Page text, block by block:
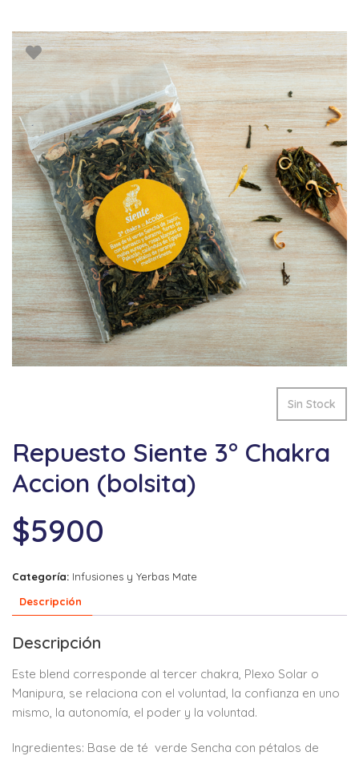
Sin Stock
Repuesto Siente 3° Chakra
Accion (bolsita)
$5900
Categoría: Infusiones y Yerbas Mate
Descripción
Descripción
Este blend corresponde al tercer chakra, Plexo Solar o
Manipura, se relaciona con el voluntad, la confianza en uno
mismo, la autonomía, el poder y la voluntad.
Ingredientes: Base de té verde Sencha con pétalos de